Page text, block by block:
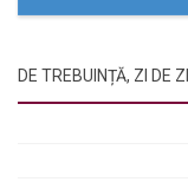
DE TREBUINȚĂ, ZI DE ZI